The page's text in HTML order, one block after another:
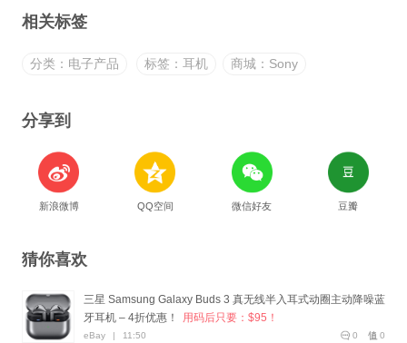
相关标签
分类：电子产品 标签：耳机 商城：Sony
分享到
新浪微博 QQ空间 微信好友 豆瓣
猜你喜欢
三星 Samsung Galaxy Buds 3 真无线半入耳式动圈主动降噪蓝
牙耳机 – 4折优惠！
用码后只要：$95！
0
0
eBay | 11:50